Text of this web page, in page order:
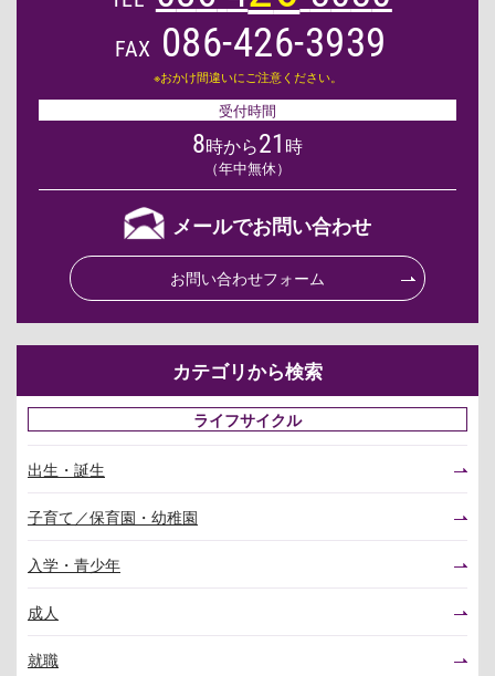
FAX 086-426-3939
※おかけ間違いにご注意ください。
受付時間
8時から21 時
（年中無休）
メールでお問い合わせ
お問い合わせフォーム
カテゴリから検索
ライフサイクル
出生・誕生
子育て／保育園・幼稚園
入学・青少年
成人
就職